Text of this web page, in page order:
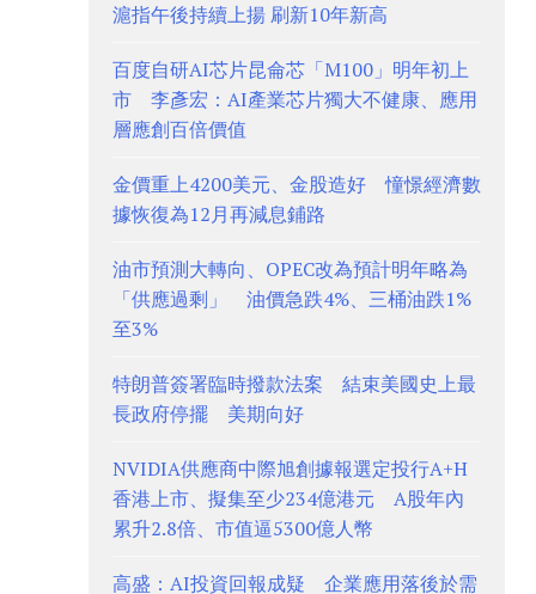
滬指午後持續上揚 刷新10年新高
百度自研AI芯片昆侖芯「M100」明年初上
市 李彥宏：AI產業芯片獨大不健康、應用
層應創百倍價值
金價重上4200美元、金股造好 憧憬經濟數
據恢復為12月再減息鋪路
油市預測大轉向、OPEC改為預計明年略為
「供應過剩」 油價急跌4%、三桶油跌1%
至3%
特朗普簽署臨時撥款法案 結束美國史上最
長政府停擺 美期向好
NVIDIA供應商中際旭創據報選定投行A+H
香港上市、擬集至少234億港元 A股年內
累升2.8倍、市值逼5300億人幣
高盛：AI投資回報成疑 企業應用落後於需